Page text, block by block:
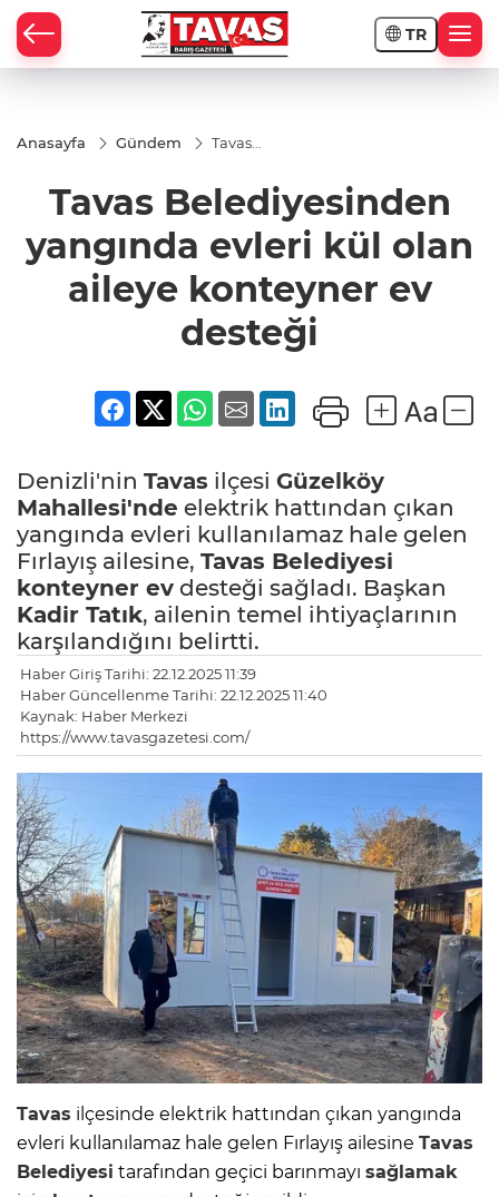
TR
Anasayfa Gündem
Tavas
kül olan aileye
konteyner ev
desteği
Tavas Belediyesinden
yangında evleri kül olan
aileye konteyner ev
desteği
Denizli'nin Tavas ilçesi Güzelköy
Mahallesi'nde elektrik hattından çıkan
yangında evleri kullanılamaz hale gelen
Fırlayış ailesine, Tavas Belediyesi
konteyner ev desteği sağladı. Başkan
Kadir Tatık, ailenin temel ihtiyaçlarının
karşılandığını belirtti.
Haber Giriş Tarihi: 22.12.2025 11:39
Haber Güncellenme Tarihi: 22.12.2025 11:40
Kaynak: Haber Merkezi
https://www.tavasgazetesi.com/
Tavas ilçesinde elektrik hattından çıkan yangında
evleri kullanılamaz hale gelen Fırlayış ailesine Tavas
Belediyesi tarafından geçici barınmayı sağlamak